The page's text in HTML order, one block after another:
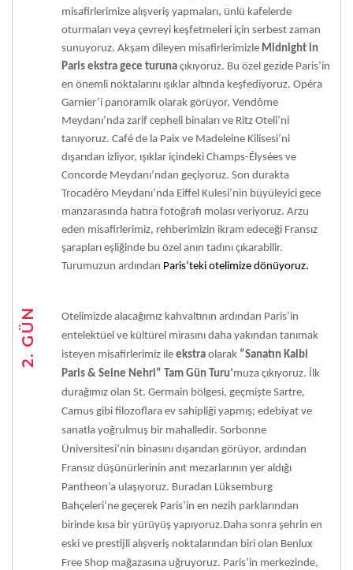
misafirlerimize alışveriş yapmaları, ünlü kafelerde
oturmaları veya çevreyi keşfetmeleri için serbest zaman
sunuyoruz. Akşam dileyen misafirlerimizle Midnight in
Paris ekstra gece turuna çıkıyoruz. Bu özel gezide Paris’in
en önemli noktalarını ışıklar altında keşfediyoruz. Opéra
Garnier’i panoramik olarak görüyor, Vendôme
Meydanı’nda zarif cepheli binaları ve Ritz Oteli’ni
tanıyoruz. Café de la Paix ve Madeleine Kilisesi’ni
dışarıdan izliyor, ışıklar içindeki Champs-Élysées ve
Concorde Meydanı’ndan geçiyoruz. Son durakta
Trocadéro Meydanı’nda Eiffel Kulesi’nin büyüleyici gece
manzarasında hatıra fotoğrafı molası veriyoruz. Arzu
eden misafirlerimiz, rehberimizin ikram edeceği Fransız
şarapları eşliğinde bu özel anın tadını çıkarabilir.
Turumuzun ardından Paris’teki otelimize dönüyoruz.
2. GÜN
Otelimizde alacağımız kahvaltının ardından Paris’in
entelektüel ve kültürel mirasını daha yakından tanımak
isteyen misafirlerimiz ile ekstra olarak “Sanatın Kalbi
Paris & Seine Nehri” Tam Gün Turu’muza çıkıyoruz. İlk
durağımız olan St. Germain bölgesi, geçmişte Sartre,
Camus gibi filozoflara ev sahipliği yapmış; edebiyat ve
sanatla yoğrulmuş bir mahalledir. Sorbonne
Üniversitesi’nin binasını dışarıdan görüyor, ardından
Fransız düşünürlerinin anıt mezarlarının yer aldığı
Pantheon’a ulaşıyoruz. Buradan Lüksemburg
Bahçeleri’ne geçerek Paris’in en nezih parklarından
birinde kısa bir yürüyüş yapıyoruz.Daha sonra şehrin en
eski ve prestijli alışveriş noktalarından biri olan Benlux
Free Shop mağazasına uğruyoruz. Paris’in merkezinde,